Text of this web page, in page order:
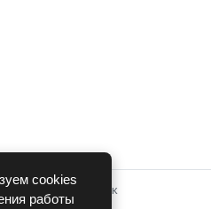
для авторазборок
cookies
работы